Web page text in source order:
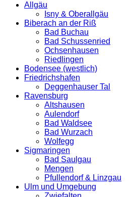
Allgäu
Isny & Oberallgäu
Biberach an der Riß
Bad Buchau
Bad Schussenried
Ochsenhausen
Riedlingen
Bodensee (westlich)
Friedrichshafen
Deggenhauser Tal
Ravensburg
Altshausen
Aulendorf
Bad Waldsee
Bad Wurzach
Wolfegg
Sigmaringen
Bad Saulgau
Mengen
Pfullendorf & Linzgau
Ulm und Umgebung